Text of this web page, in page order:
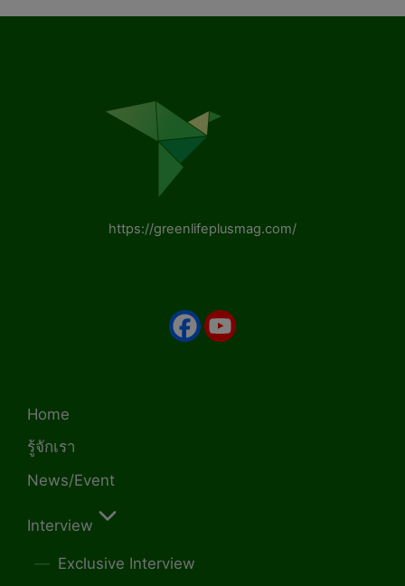
https://greenlifeplusmag.com/
Home
รู้จักเรา
News/Event
Interview
Exclusive Interview